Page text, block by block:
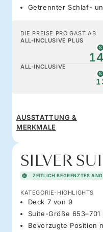
Getrennter Schlaf-
DIE PREISE PRO GAST AB
ALL-INCLUSIVE PLUS
ALL-INCLUSIVE
AUSSTATTUNG &
MERKMALE
SILVER
ZEITLICH BEGRENZTES
KATEGORIE-HIGHLIGHTS
Deck 7 von 9
Suite-Größe
Bevorzugte Position